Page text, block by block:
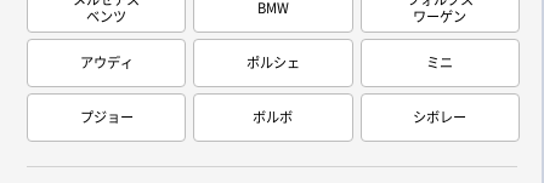
ベンツ
BMW
ワーゲン
アウディ ポルシェ ミニ
プジョー ボルボ シボレー